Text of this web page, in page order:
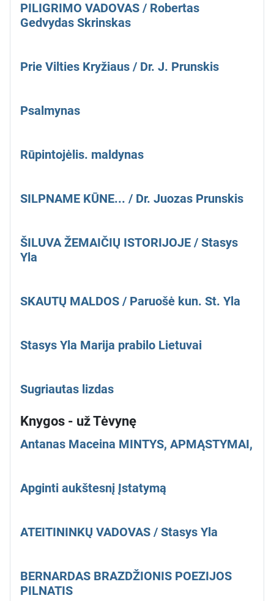
PILIGRIMO VADOVAS / Robertas
Gedvydas Skrinskas
Prie Vilties Kryžiaus / Dr. J. Prunskis
Psalmynas
Rūpintojėlis. maldynas
SILPNAME KŪNE... / Dr. Juozas Prunskis
ŠILUVA ŽEMAIČIŲ ISTORIJOJE / Stasys
Yla
SKAUTŲ MALDOS / Paruošė kun. St. Yla
Stasys Yla Marija prabilo Lietuvai
Sugriautas lizdas
Knygos - už Tėvynę
Antanas Maceina MINTYS, APMĄSTYMAI,
Apginti aukštesnį Įstatymą
ATEITININKŲ VADOVAS / Stasys Yla
BERNARDAS BRAZDŽIONIS POEZIJOS
PILNATIS